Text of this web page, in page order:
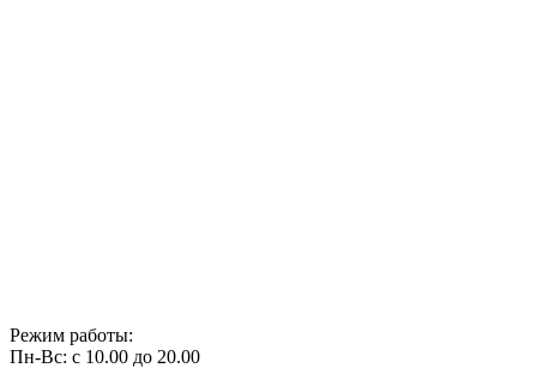
Режим работы:
Пн-Вс: с 10.00 до 20.00